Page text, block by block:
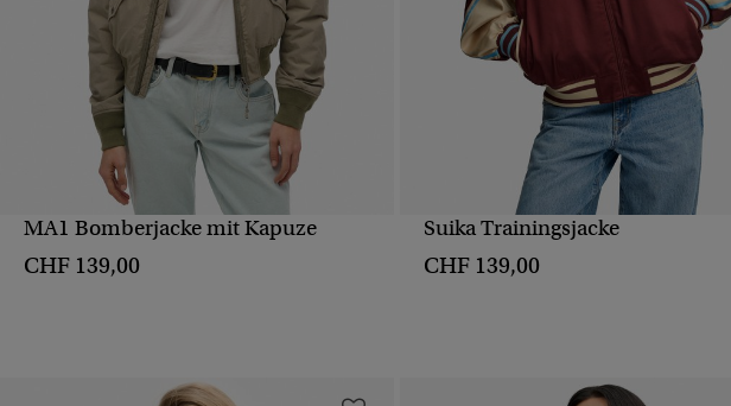
SCHNELLANSICHT
MA1 Bomberjacke mit Kapuze
CHF 139,00
SCHNELLANSICHT
Suika Trainingsjacke
CHF 139,00